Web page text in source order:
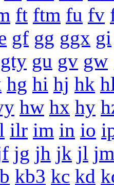
ft ftm fu fv
gf gg ggx gi
gty gu gv gw
hg hi hj hk
hw hx hy
ilr im in io
jg jh jk jl jm
kb3 kc kd